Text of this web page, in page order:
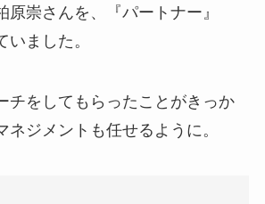
原崇さんを、『パートナー』
いました。
チをしてもらったことがきっか
ネジメントも任せるように。